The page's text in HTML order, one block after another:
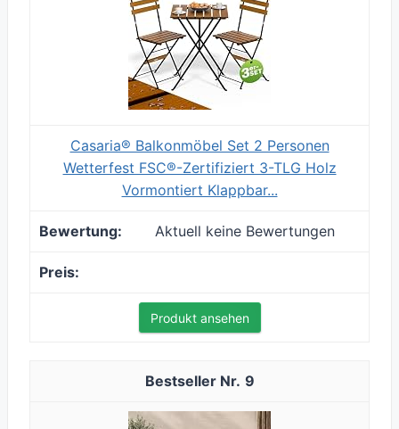
Casaria® Balkonmöbel Set 2 Personen
Wetterfest FSC®-Zertifiziert 3-TLG Holz
Vormontiert Klappbar...
Aktuell keine Bewertungen
Produkt ansehen
9